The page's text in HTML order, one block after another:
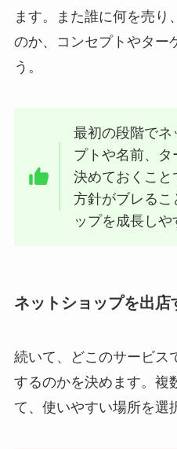
ます。また誰に何を売り
のか、コンセプトやター
う。
最初の段階でネ
プトや名前、タ
決めておくこと
方針がブレるこ
ップを成長しや
ネットショップを出
続いて、どこのサービス
するのかを決めます。複
て、使いやすい場所を選